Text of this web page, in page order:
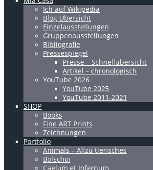
Ich auf Wikipedia
Blog Übersicht
Einzelausstellungen
Gruppenausstellungen
Bibliografie
Pressespiegel
Presse – Schnellübersicht
Artikel – chronologisch
YouTube 2026
YouTube 2025
YouTube 2011-2021
SHOP
Books
Fine ART Prints
Zeichnungen
Portfolio
Animals – Allzu tierisches
Bolschoi
Caelum et Infernum